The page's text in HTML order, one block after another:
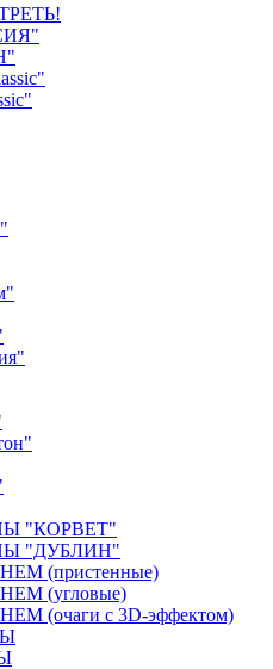
"КОРВЕТ"
"ДУБЛИН"
(пристенные)
(угловые)
(очаги с 3D-эффектом)